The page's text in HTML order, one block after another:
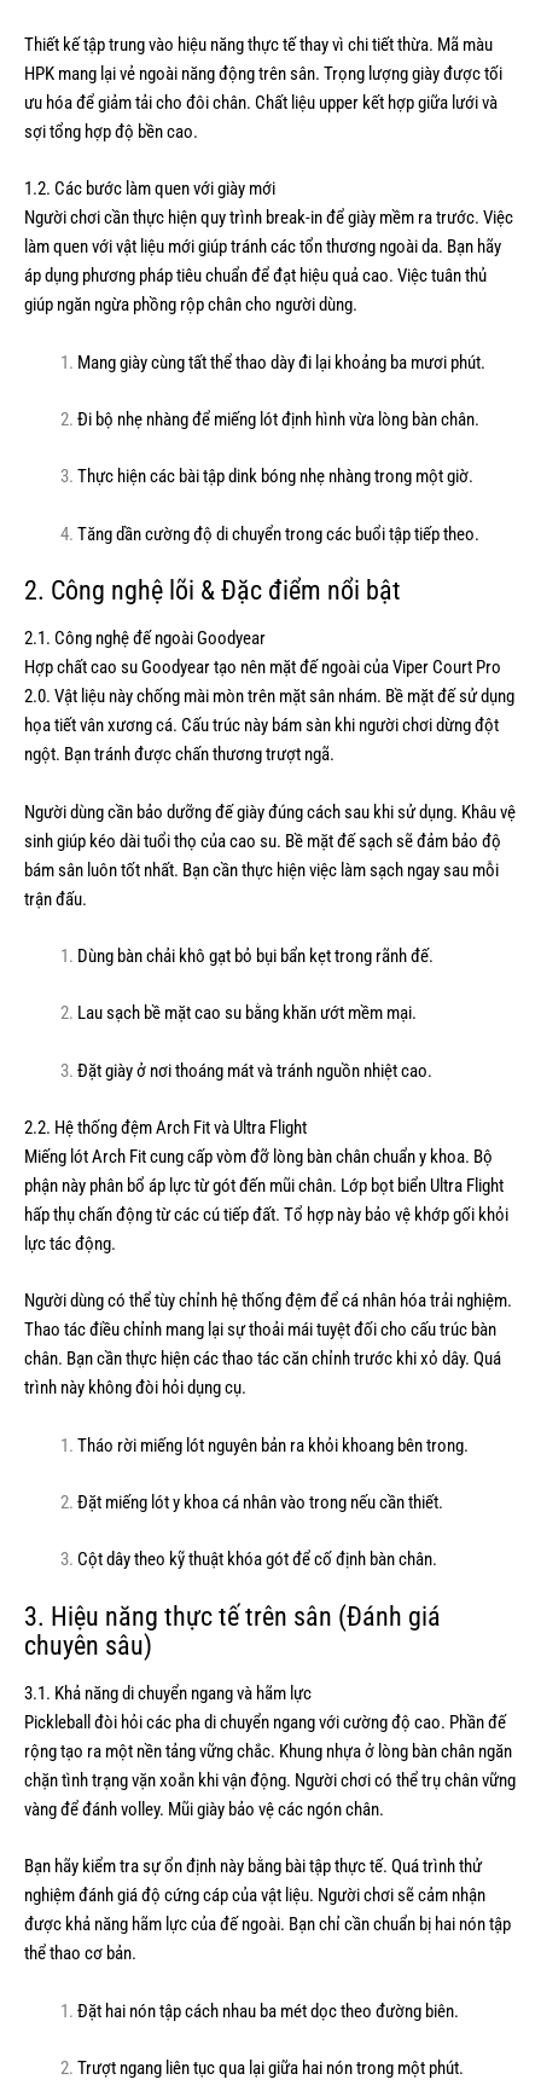
Thiết kế tập trung vào hiệu năng thực tế thay vì chi tiết thừa. Mã màu
HPK mang lại vẻ ngoài năng động trên sân. Trọng lượng giày được tối
ưu hóa để giảm tải cho đôi chân. Chất liệu upper kết hợp giữa lưới và
sợi tổng hợp độ bền cao.
1.2. Các bước làm quen với giày mới
Người chơi cần thực hiện quy trình break-in để giày mềm ra trước. Việc
làm quen với vật liệu mới giúp tránh các tổn thương ngoài da. Bạn hãy
áp dụng phương pháp tiêu chuẩn để đạt hiệu quả cao. Việc tuân thủ
giúp ngăn ngừa phồng rộp chân cho người dùng.
Mang giày cùng tất thể thao dày đi lại khoảng ba mươi phút.
Đi bộ nhẹ nhàng để miếng lót định hình vừa lòng bàn chân.
Thực hiện các bài tập dink bóng nhẹ nhàng trong một giờ.
Tăng dần cường độ di chuyển trong các buổi tập tiếp theo.
2. Công nghệ lõi & Đặc điểm nổi bật
2.1. Công nghệ đế ngoài Goodyear
Hợp chất cao su Goodyear tạo nên mặt đế ngoài của Viper Court Pro
2.0. Vật liệu này chống mài mòn trên mặt sân nhám. Bề mặt đế sử dụng
họa tiết vân xương cá. Cấu trúc này bám sàn khi người chơi dừng đột
ngột. Bạn tránh được chấn thương trượt ngã.
Người dùng cần bảo dưỡng đế giày đúng cách sau khi sử dụng. Khâu vệ
sinh giúp kéo dài tuổi thọ của cao su. Bề mặt đế sạch sẽ đảm bảo độ
bám sân luôn tốt nhất. Bạn cần thực hiện việc làm sạch ngay sau mỗi
trận đấu.
Dùng bàn chải khô gạt bỏ bụi bẩn kẹt trong rãnh đế.
Lau sạch bề mặt cao su bằng khăn ướt mềm mại.
Đặt giày ở nơi thoáng mát và tránh nguồn nhiệt cao.
2.2. Hệ thống đệm Arch Fit và Ultra Flight
Miếng lót Arch Fit cung cấp vòm đỡ lòng bàn chân chuẩn y khoa. Bộ
phận này phân bổ áp lực từ gót đến mũi chân. Lớp bọt biển Ultra Flight
hấp thụ chấn động từ các cú tiếp đất. Tổ hợp này bảo vệ khớp gối khỏi
lực tác động.
Người dùng có thể tùy chỉnh hệ thống đệm để cá nhân hóa trải nghiệm.
Thao tác điều chỉnh mang lại sự thoải mái tuyệt đối cho cấu trúc bàn
chân. Bạn cần thực hiện các thao tác căn chỉnh trước khi xỏ dây. Quá
trình này không đòi hỏi dụng cụ.
Tháo rời miếng lót nguyên bản ra khỏi khoang bên trong.
Đặt miếng lót y khoa cá nhân vào trong nếu cần thiết.
Cột dây theo kỹ thuật khóa gót để cố định bàn chân.
3. Hiệu năng thực tế trên sân (Đánh giá
chuyên sâu)
3.1. Khả năng di chuyển ngang và hãm lực
Pickleball đòi hỏi các pha di chuyển ngang với cường độ cao. Phần đế
rộng tạo ra một nền tảng vững chắc. Khung nhựa ở lòng bàn chân ngăn
chặn tình trạng vặn xoắn khi vận động. Người chơi có thể trụ chân vững
vàng để đánh volley. Mũi giày bảo vệ các ngón chân.
Bạn hãy kiểm tra sự ổn định này bằng bài tập thực tế. Quá trình thử
nghiệm đánh giá độ cứng cáp của vật liệu. Người chơi sẽ cảm nhận
được khả năng hãm lực của đế ngoài. Bạn chỉ cần chuẩn bị hai nón tập
thể thao cơ bản.
Đặt hai nón tập cách nhau ba mét dọc theo đường biên.
Trượt ngang liên tục qua lại giữa hai nón trong một phút.